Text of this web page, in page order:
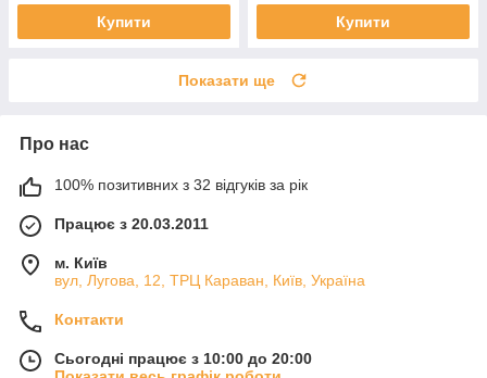
Купити Купити
Показати ще
Про нас
100% позитивних з 32 відгуків за рік
Працює з 20.03.2011
м. Київ
вул, Лугова, 12, ТРЦ Караван, Київ, Україна
Контакти
Сьогодні працює з 10:00 до 20:00